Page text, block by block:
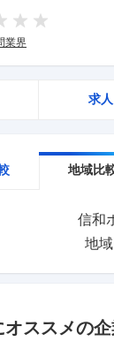
業界
求人
地域比
信和
地
オススメの